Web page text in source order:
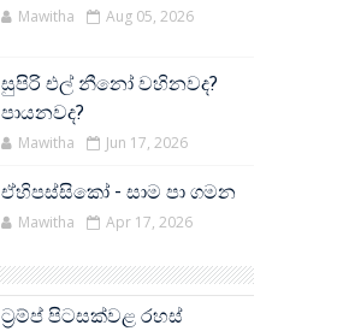
Mawitha Aug 05, 2026
සුපිරි එල් නීනෝ වහිනවද?
පායනවද?
Mawitha Jun 17, 2026
ඒහිපස්සිකෝ - සාම පා ගමන
Mawitha Apr 17, 2026
ට්‍රම්ප් පිටසක්වළ රහස්